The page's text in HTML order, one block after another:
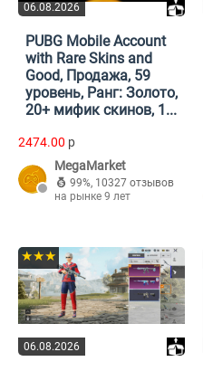
06.08.2026
PUBG Mobile Account
with Rare Skins and
Good, Продажа, 59
уровень, Ранг: Золото,
20+ мифик скинов, 1...
2474.00 p
MegaMarket
99%, 10327 отзывов
на рынке 9 лет
06.08.2026
★★★